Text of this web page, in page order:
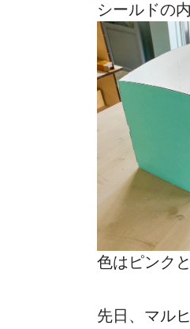
シールドの
色はピンク
先日、マル